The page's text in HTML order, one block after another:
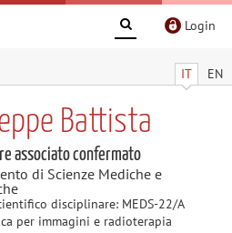
Login
IT EN
Battista
associato confermato
di Scienze Mediche e
disciplinare: MEDS-22/A
per immagini e radioterapia